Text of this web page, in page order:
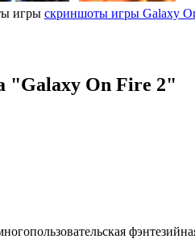
игры скриншоты игры Galaxy
"Galaxy On Fire 2"